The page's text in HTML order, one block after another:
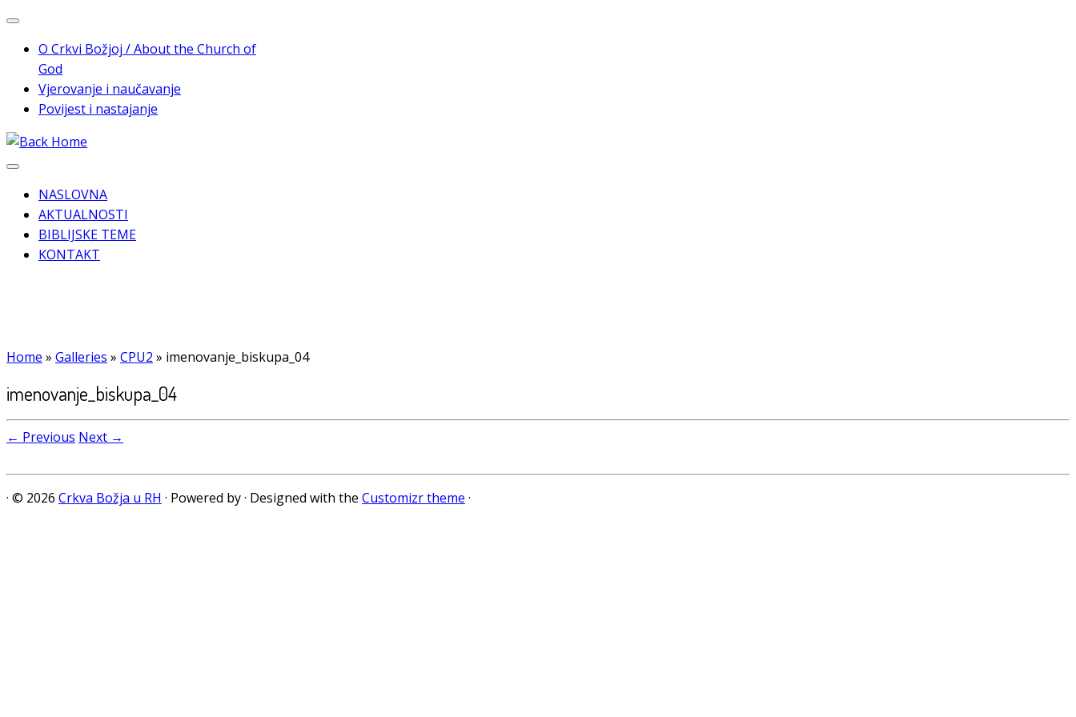
Skip
contentO Crkvi Božjoj / About the Church of
God
Vjerovanje i naučavanje
Povijest i nastajanje
NASLOVNA
AKTUALNOSTI
BIBLIJSKE TEME
KONTAKT
Home » Galleries » CPU2 » imenovanje_biskupa_04
imenovanje_biskupa_04
← Previous Next →
· © 2026 Crkva Božja u RH · Powered by· Designed with the Customizr theme ·